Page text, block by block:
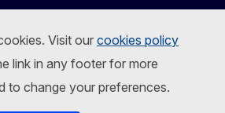
Visit ourcookies policy
link in any footer for more
to change your preferences.